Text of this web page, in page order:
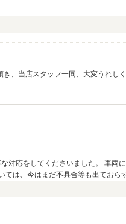
対応をしてくださいました。 車両
は、今はまだ不具合等も出ておら
ございました！